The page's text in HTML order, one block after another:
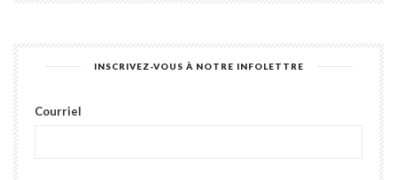
INSCRIVEZ-VOUS À NOTRE INFOLETTRE
Courriel